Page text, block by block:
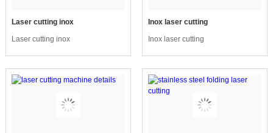
Laser cutting inox
Laser cutting inox
Inox laser cutting
Inox laser cutting